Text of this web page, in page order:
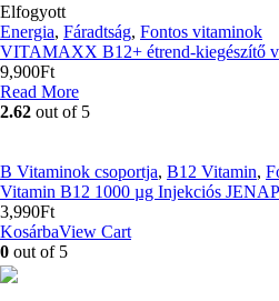
Elfogyott
Energia, Fáradtság, Fontos vitaminok
VITAMAXX B12+ étrend-kiegészítő
9,900Ft
Read More
2.62 out of 5
B Vitaminok csoportja, B12 Vitamin,
Vitamin B12 1000 µg Injekciós
3,990Ft
KosárbaView Cart
0 out of 5